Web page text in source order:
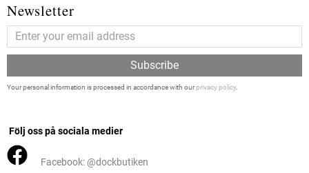
Newsletter
Subscribe
Your personal information is processed in accordance with ourprivacy policy.
Följ oss på sociala medier
Facebook: @dockbutiken